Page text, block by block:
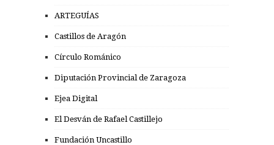
ARTEGUÍAS
Castillos de Aragón
Círculo Románico
Diputación Provincial de Zaragoza
Ejea Digital
El Desván de Rafael Castillejo
Fundación Uncastillo